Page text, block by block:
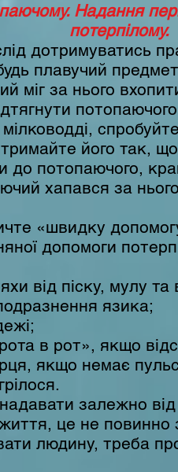
Надання
потерпілому.
дотримуватись
плавучий
міг за нього
спробуйте
його так,
потопаючого,
хапався за
«швидку
допомоги
від піску, мулу та
язика;
в рот», якщо
якщо немає
залежно
це не повинно
людину, треба